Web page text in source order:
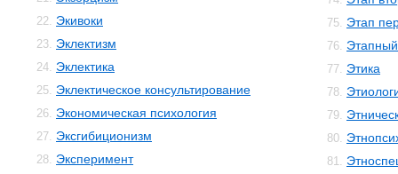
22. Экивоки
23. Эклектизм
24. Эклектика
25. Эклектическое консультирование
26. Экономическая психология
27. Эксгибиционизм
28. Эксперимент
75. Этап
76.
77. Этика
78.
79.
80.
81.